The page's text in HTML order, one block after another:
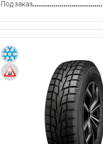
Под заказ